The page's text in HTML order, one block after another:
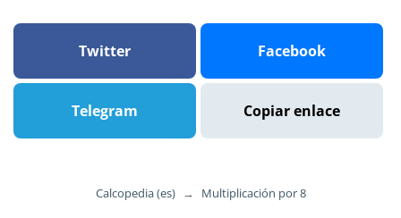
Twitter Facebook
Telegram Copiar enlace
Calcopedia (es) → Multiplicación por 8